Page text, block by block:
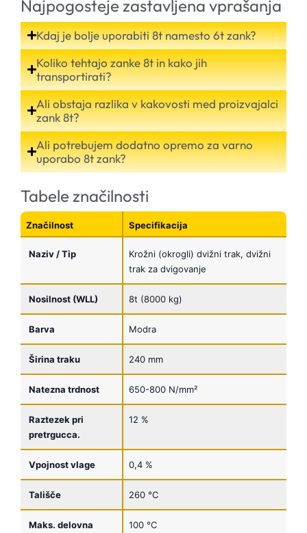
Najpogosteje zastavljena vprašanja
Kdaj je bolje uporabiti 8t namesto 6t zank?
Koliko tehtajo zanke 8t in kako jih
transportirati?
Ali obstaja razlika v kakovosti med proizvajalci
zank 8t?
Ali potrebujem dodatno opremo za varno
uporabo 8t zank?
Tabele značilnosti
Značilnost Specifikacija
Naziv / Tip
Krožni (okrogli) dvižni trak, dvižni
trak za dvigovanje
Nosilnost (WLL) 8t (8000 kg)
Barva Modra
Širina traku 240 mm
Natezna trdnost 650-800 N/mm²
Raztezek pri
pretrgucca.
12 %
Vpojnost vlage 0,4 %
Tališče 260 °C
Maks. delovna
100 °C